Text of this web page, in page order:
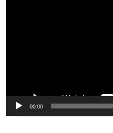
00:00